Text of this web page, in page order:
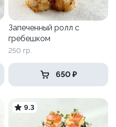
Запеченный ролл с
гребешком
250 гр.
650 ₽
9.3